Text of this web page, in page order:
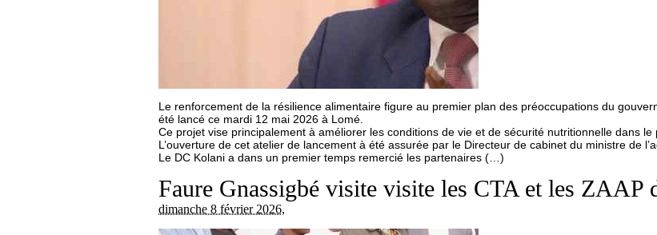
Le renforcement de la résilience alimentaire figure au premier plan des préoccupations du
été lancé ce mardi 12 mai 2026 à Lomé.
Ce projet vise principalement à améliorer les conditions de vie et de sécurité nutritionnelle dans le
L’ouverture de cet atelier de lancement à été assurée par le Directeur de cabinet du ministre de
Le DC Kolani a dans un premier temps remercié les partenaires (…)
Faure Gnassigbé visite visite les CTA et les ZAAP
dimanche 8 février 2026,